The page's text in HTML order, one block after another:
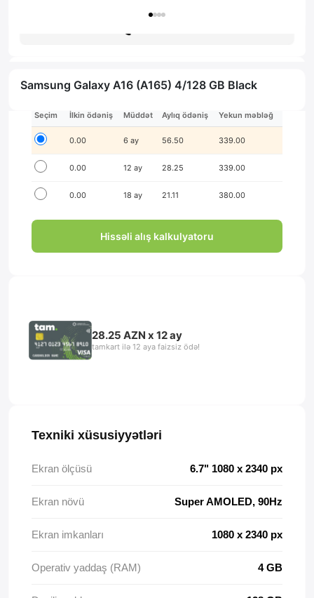
Samsung Galaxy A16 (A165) 4/128 GB Black
İlkin ödənişsiz hissə-hissə ödə!
Seçim İlkin ödəniş Müddət Aylıq ödəniş Yekun məbləğ
0.00 6 ay 56.50 339.00
0.00 12 ay 28.25 339.00
0.00 18 ay 21.11 380.00
Hissəli alış kalkulyatoru
28.25 AZN x 12 ay
tamkart ilə 12 aya faizsiz ödə!
Texniki xüsusiyyətləri
Ekran ölçüsü 6.7" 1080 x 2340 px
Ekran növü Super AMOLED, 90Hz
Ekran imkanları 1080 x 2340 px
Operativ yaddaş (RAM) 4 GB